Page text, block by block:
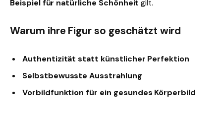
Beispiel für natürliche Schönheit gilt.
Warum ihre Figur so geschätzt wird
Authentizität statt künstlicher Perfektion
Selbstbewusste Ausstrahlung
Vorbildfunktion für ein gesundes Körperbild